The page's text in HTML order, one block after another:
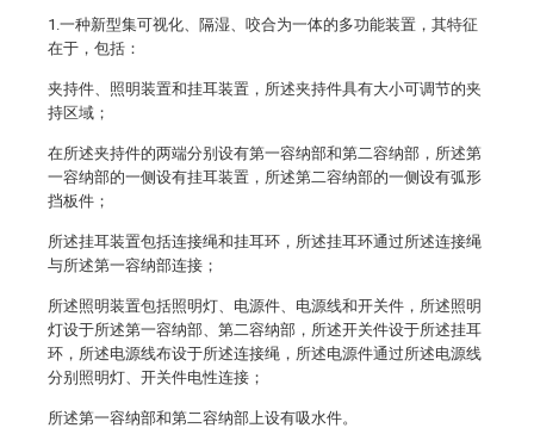
1.一种新型集可视化、隔湿、咬合为一体的多功能装置，其特征
在于，包括：
夹持件、照明装置和挂耳装置，所述夹持件具有大小可调节的夹
持区域；
在所述夹持件的两端分别设有第一容纳部和第二容纳部，所述第
一容纳部的一侧设有挂耳装置，所述第二容纳部的一侧设有弧形
挡板件；
所述挂耳装置包括连接绳和挂耳环，所述挂耳环通过所述连接绳
与所述第一容纳部连接；
所述照明装置包括照明灯、电源件、电源线和开关件，所述照明
灯设于所述第一容纳部、第二容纳部，所述开关件设于所述挂耳
环，所述电源线布设于所述连接绳，所述电源件通过所述电源线
分别照明灯、开关件电性连接；
所述第一容纳部和第二容纳部上设有吸水件。